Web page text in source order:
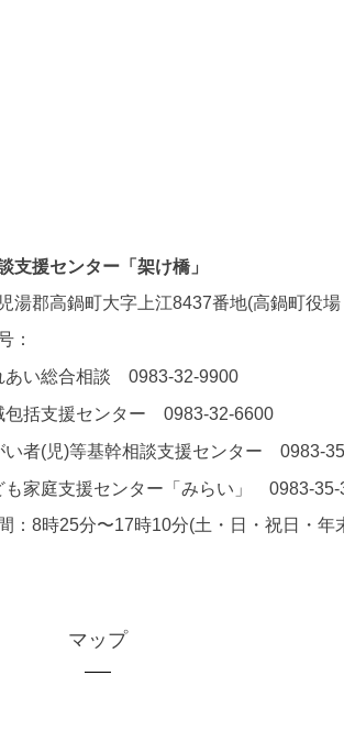
支援センター「架け橋」
湯郡高鍋町大字上江8437番地(高鍋町役
：
あい総合相談 0983-32-9900
包括支援センター 0983-32-6600
い者(児)等基幹相談支援センター 0983-
も家庭支援センター「みらい」 0983-35-
：8時25分〜17時10分(土・日・祝日・年
マップ